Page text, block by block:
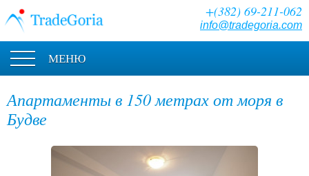
+(382) 69-211-062
info@tradegoria.com
МЕНЮ
Апартаменты в 150 метрах от моря в
Будве